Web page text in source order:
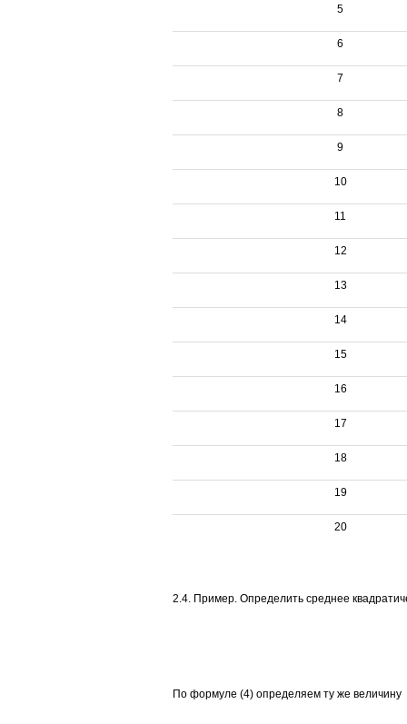
5
6
7
8
9
10
11
12
13
14
15
16
17
18
19
20
2.4. Пример. Определить среднее
По формуле (4) определяем ту же величину